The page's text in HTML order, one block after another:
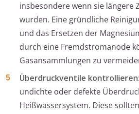
insbesondere wenn sie längere
wurden. Eine gründliche
und das Ersetzen der
durch eine Fremdstromanode
Gasansammlungen zu
Überdruckventile kontrollieren:
undichte oder defekte
Heißwassersystem. Diese